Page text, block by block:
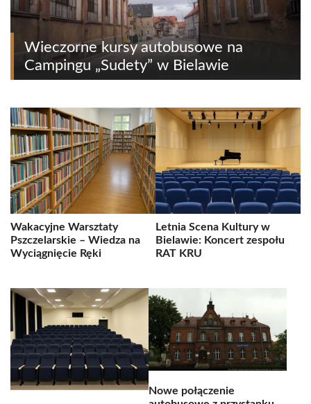
Wieczorne kursy autobusowe na
Campingu „Sudety” w Bielawie
Wakacyjne Warsztaty
Pszczelarskie – Wiedza na
Wyciągnięcie Ręki
Letnia Scena Kultury w
Bielawie: Koncert zespołu
RAT KRU
Nowe połączenie